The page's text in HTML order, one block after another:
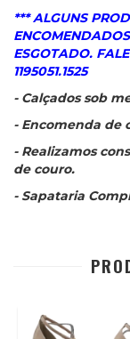
*** ALGUNS
ESGOTADO.
1195051.1525
- Calçados sob
- Encomenda de
- Realizamos
de couro.
- Sapataria